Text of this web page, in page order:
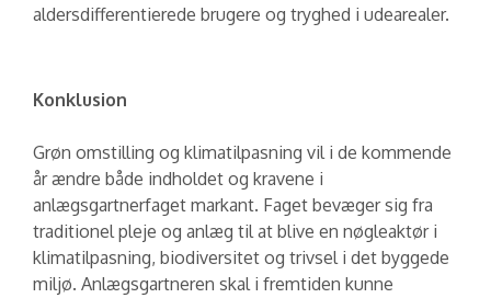
aldersdifferentierede brugere og tryghed i udearealer.
Konklusion
Grøn omstilling og klimatilpasning vil i de kommende
år ændre både indholdet og kravene i
anlægsgartnerfaget markant. Faget bevæger sig fra
traditionel pleje og anlæg til at blive en nøgleaktør i
klimatilpasning, biodiversitet og trivsel i det byggede
miljø. Anlægsgartneren skal i fremtiden kunne